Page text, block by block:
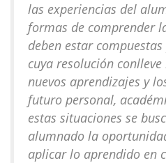
las experiencias del
formas de comprender
deben estar
cuya resolución
nuevos aprendizajes y
futuro personal,
estas situaciones se
alumnado la
aplicar lo aprendido en